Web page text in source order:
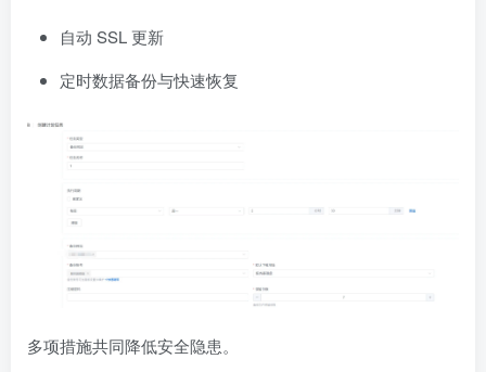
自动 SSL 更新
定时数据备份与快速恢复
多项措施共同降低安全隐患。